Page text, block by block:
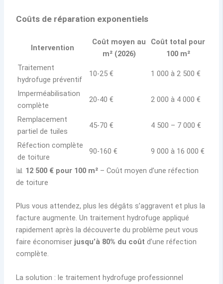
Coûts de réparation exponentiels
Intervention
Coût moyen au
m² (2026)
Coût total pour
100 m²
Traitement
hydrofuge préventif
10-25 € 1 000 à 2 500 €
Imperméabilisation
complète
20-40 € 2 000 à 4 000 €
Remplacement
partiel de tuiles
45-70 € 4 500 – 7 000 €
Réfection complète
de toiture
90-160 € 9 000 à 16 000 €
📊 12 500 € pour 100 m² – Coût moyen d’une réfection
de toiture
Plus vous attendez, plus les dégâts s’aggravent et plus la
facture augmente. Un traitement hydrofuge appliqué
rapidement après la découverte du problème peut vous
faire économiser jusqu’à 80% du coût d’une réfection
complète.
La solution : le traitement hydrofuge professionnel